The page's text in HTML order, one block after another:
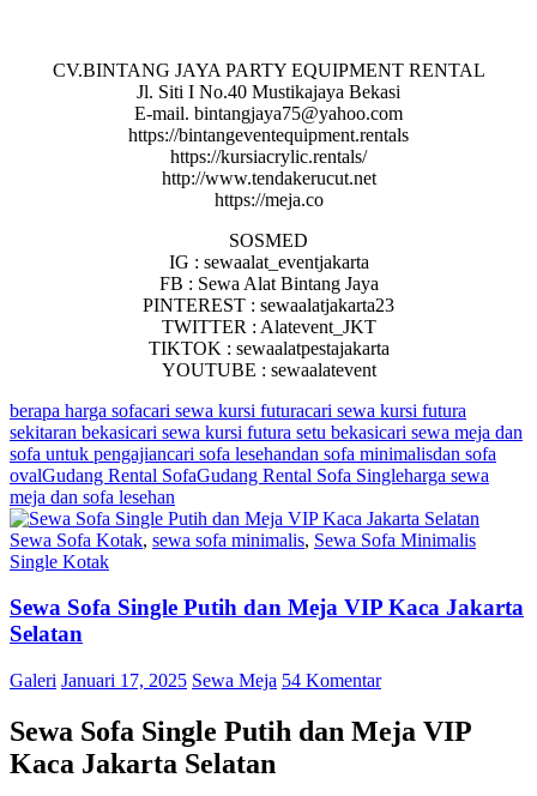
CV.BINTANG JAYA PARTY EQUIPMENT RENTAL
Jl. Siti I No.40 Mustikajaya Bekasi
E-mail. bintangjaya75@yahoo.com
https://bintangeventequipment.rentals
https://kursiacrylic.rentals/
http://www.tendakerucut.net
https://meja.co
SOSMED
IG : sewaalat_eventjakarta
FB : Sewa Alat Bintang Jaya
PINTEREST : sewaalatjakarta23
TWITTER : Alatevent_JKT
TIKTOK : sewaalatpestajakarta
YOUTUBE : sewaalatevent
berapa harga sofacari sewa kursi futuracari sewa kursi futura
sekitaran bekasicari sewa kursi futura setu bekasicari sewa meja dan
sofa untuk pengajiancari sofa lesehandan sofa minimalisdan sofa
ovalGudang Rental SofaGudang Rental Sofa Singleharga sewa
meja dan sofa lesehan
Sewa Sofa Kotak, sewa sofa minimalis, Sewa Sofa Minimalis
Single Kotak
Sewa Sofa Single Putih dan Meja VIP Kaca Jakarta
Selatan
Galeri Januari 17, 2025 Sewa Meja 54 Komentar
Sewa Sofa Single Putih dan Meja VIP
Kaca Jakarta Selatan